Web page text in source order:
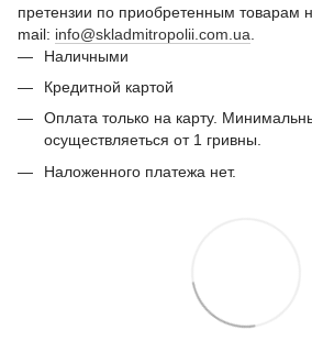
претензии по приобретенным товарам
mail: info@skladmitropolii.com.ua
Наличными
Кредитной картой
Оплата только на карту.
осуществляеться от 1 гривны.
Наложенного платежа нет.